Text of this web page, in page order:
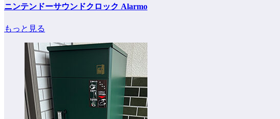
ニンテンドーサウンドクロック Alarmo
もっと見る